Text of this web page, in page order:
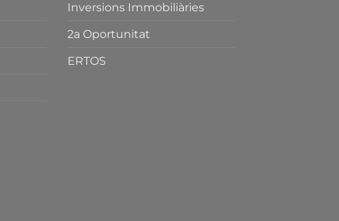
Inversions Immobiliàries
2a Oportunitat
ERTOS